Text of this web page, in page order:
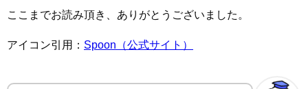
ここまでお読み頂き、ありがとうございました。
アイコン引用： Spoon（公式サイト）